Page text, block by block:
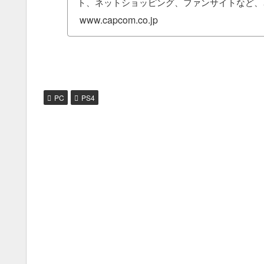
も紹介しています。
www.capcom.co.jp
PC PS4